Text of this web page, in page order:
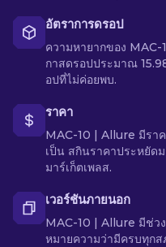
อัตราการดรอป
ความหายากของ
กาสดรอปประมาณ
อปที่ไม่ค่อยพบ.
ราคา
MAC-10 | Allure มีรา
เป็น สกินราคาประหยัด
มาร์เก็ตเพลส.
เวอร์ชันภายนอก
MAC-10 | Allure มีช่ว
หมายความว่ามีครบทุก